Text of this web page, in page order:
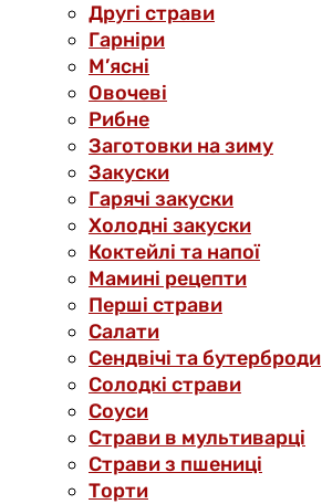
Другі страви
Гарніри
М’ясні
Овочеві
Рибне
Заготовки на зиму
Закуски
Гарячі закуски
Холодні закуски
Коктейлі та напої
Мамині рецепти
Перші страви
Салати
Сендвічі та бутерброди
Солодкі страви
Соуси
Страви в мультиварці
Страви з пшениці
Торти